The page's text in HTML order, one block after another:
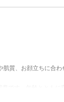
肌質、お顔立ちに合わ
です。年齢とともに変